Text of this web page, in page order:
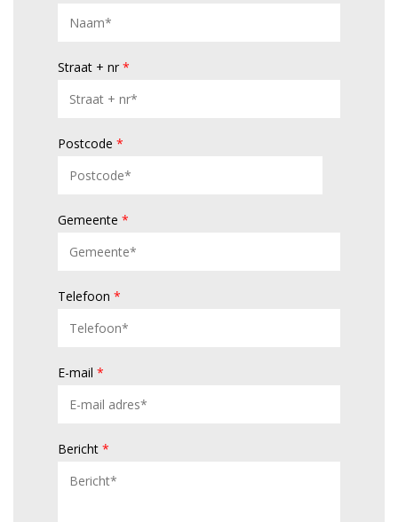
Straat + nr*
Postcode*
Gemeente*
Telefoon*
E-mail*
Bericht*